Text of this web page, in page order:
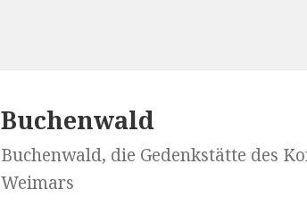
Buchenwald
Buchenwald, die Gedenkstätte des
Weimars